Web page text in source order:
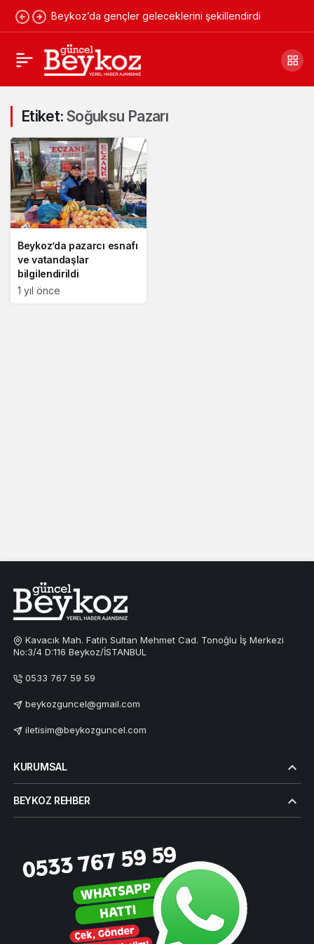
Beykoz’da gençler geleceklerini şekillendirdi
Etiket: Soğuksu Pazarı
Beykoz’da pazarcı esnafı
ve vatandaşlar
bilgilendirildi
1 yıl önce
Kavacık Mah. Fatih Sultan Mehmet Cad. Tonoğlu İş Merkezi
No:3/4 D:116 Beykoz/İSTANBUL
0533 767 59 59
beykozguncel@gmail.com
iletisim@beykozguncel.com
KURUMSAL
BEYKOZ REHBER